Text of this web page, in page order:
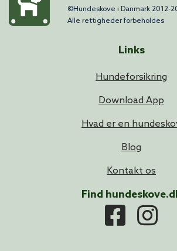
©Hundeskove i Danmark 2012-
Alle rettigheder forbeholdes
Links
Hundeforsikring
Download App
Hvad er en
Blog
Kontakt os
Find